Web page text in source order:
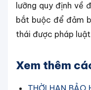
lưỡng quy định về
bắt buộc để đảm
thái được pháp
Xem thêm
THỜI HẠN BẢO